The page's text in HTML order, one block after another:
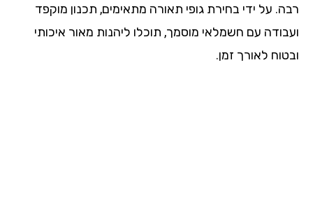
על ידי בחירת גופי תאורה מתאימים, תכנון מוקפד
עם חשמלאי מוסמך, תוכלו ליהנות מאור איכותי
לאורך זמן.